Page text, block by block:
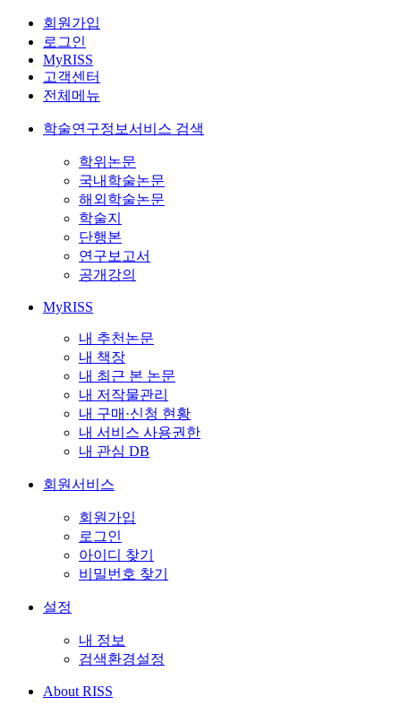
회원가입
로그인
MyRISS
고객센터
전체메뉴
학술연구정보서비스 검색
학위논문
국내학술논문
해외학술논문
학술지
단행본
연구보고서
공개강의
MyRISS
내 추천논문
내 책장
내 최근 본 논문
내 저작물관리
내 구매·신청 현황
내 서비스 사용권한
내 관심 DB
회원서비스
회원가입
로그인
아이디 찾기
비밀번호 찾기
설정
내 정보
검색환경설정
About RISS